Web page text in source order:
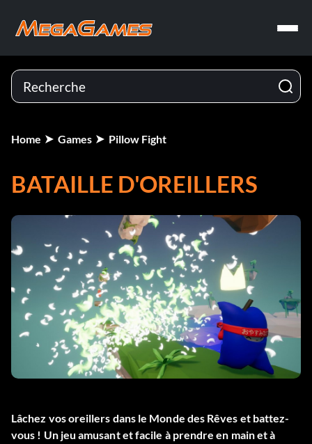
Home Games Pillow Fight
BATAILLE D'OREILLERS
Lâchez vos oreillers dans le Monde des Rêves et battez-
vous ! Un jeu amusant et facile à prendre en main et à